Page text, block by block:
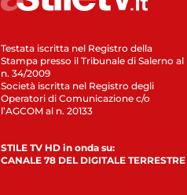
Testata iscritta nel Registro della
Stampa presso il Tribunale di Salerno al
n. 34/2009
Società iscritta nel Registro degli
Operatori di Comunicazione c/o
l’AGCOM al n. 20133
STILE TV HD in onda su:
CANALE 78 DEL DIGITALE TERRESTRE